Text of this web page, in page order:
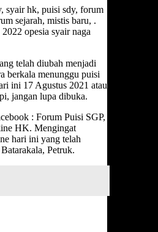
syair hk, puisi sdy, forum
sejarah, mistis baru, .
opesia syair naga
telah diubah menjadi
berkala menunggu puisi
ini 17 Agustus 2021 atau
jangan lupa dibuka.
: Forum Puisi SGP,
HK. Mengingat
hari ini yang telah
Petruk.